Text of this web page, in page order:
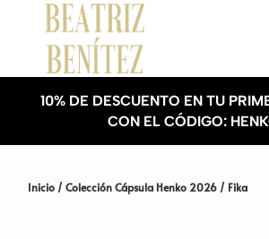
10% DE DESCUENTO EN TU
CON EL CÓDIGO:
Inicio /Colección Cápsula Henko 2026 / Fika